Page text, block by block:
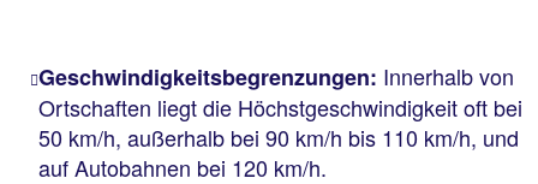
Geschwindigkeitsbegrenzungen: Innerhalb von
Ortschaften liegt die Höchstgeschwindigkeit oft bei
50 km/h, außerhalb bei 90 km/h bis 110 km/h, und
auf Autobahnen bei 120 km/h.